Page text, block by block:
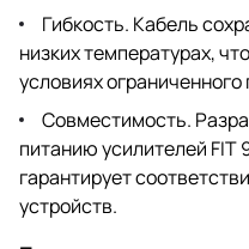
Гибкость. Кабель
низких температурах,
условиях ограниченного
Совместимость.
питанию усилителей FIT
гарантирует
устройств.